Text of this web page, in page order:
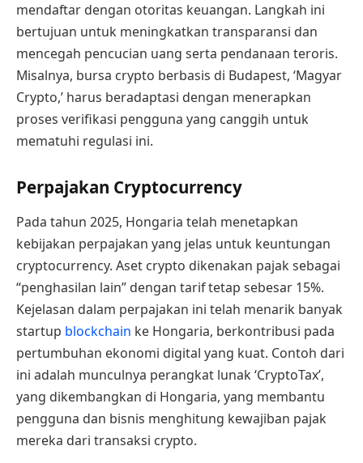
mendaftar dengan otoritas keuangan. Langkah ini
bertujuan untuk meningkatkan transparansi dan
mencegah pencucian uang serta pendanaan teroris.
Misalnya, bursa crypto berbasis di Budapest, ‘Magyar
Crypto,’ harus beradaptasi dengan menerapkan
proses verifikasi pengguna yang canggih untuk
mematuhi regulasi ini.
Perpajakan Cryptocurrency
Pada tahun 2025, Hongaria telah menetapkan
kebijakan perpajakan yang jelas untuk keuntungan
cryptocurrency. Aset crypto dikenakan pajak sebagai
“penghasilan lain” dengan tarif tetap sebesar 15%.
Kejelasan dalam perpajakan ini telah menarik banyak
startup blockchain ke Hongaria, berkontribusi pada
pertumbuhan ekonomi digital yang kuat. Contoh dari
ini adalah munculnya perangkat lunak ‘CryptoTax’,
yang dikembangkan di Hongaria, yang membantu
pengguna dan bisnis menghitung kewajiban pajak
mereka dari transaksi crypto.